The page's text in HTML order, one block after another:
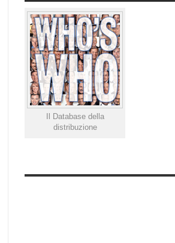
Il Database della
distribuzione